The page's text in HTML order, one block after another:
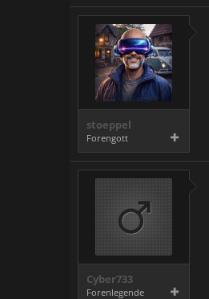
stoeppel
Forengott
Cyber733
Forenlegende